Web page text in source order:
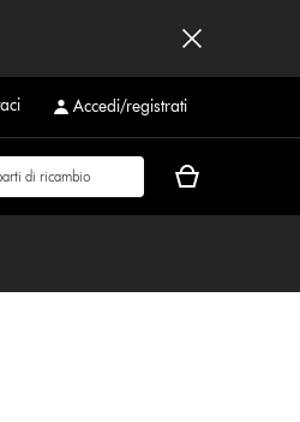
Accedi/registrati
Il